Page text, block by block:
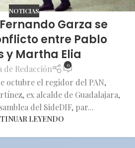
NOTICIAS
Garza se
entre Pablo
y Martha Elia
de Redacción 0
octubre el regidor del PAN,
ex alcalde de Guadalajara,
del SideDIF, par...
LEYENDO